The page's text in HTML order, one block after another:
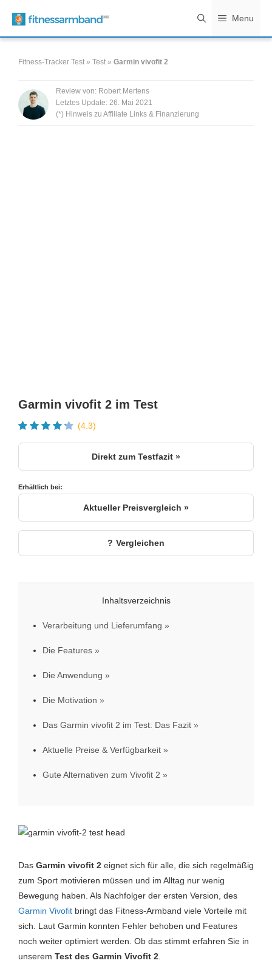
Inhalt
springen
Menu
Fitness-Tracker Test » Test » Garmin vivofit 2
Review von: Robert Mertens
Letztes Update: 26. Mai 2021
(*) Hinweis zu Affiliate Links & Finanzierung
Garmin vivofit 2 im Test
(4.3)
Direkt zum Testfazit »
Erhältlich bei:
Aktueller Preisvergleich »
Vergleichen
Inhaltsverzeichnis
Verarbeitung und Lieferumfang
Die Features
Die Anwendung
Die Motivation
Das Garmin vivofit 2 im Test: Das Fazit
Aktuelle Preise & Verfügbarkeit
Gute Alternativen zum Vivofit 2
Das Garmin vivofit 2 eignet sich für alle, die sich regelmäßig
zum Sport motivieren müssen und im Alltag nur wenig
Bewegung haben. Als Nachfolger der ersten Version, des
Garmin Vivofit bringt das Fitness-Armband viele Vorteile mit
sich. Laut Garmin konnten Fehler behoben und Features
noch weiter optimiert werden. Ob das stimmt erfahren Sie in
unserem Test des Garmin Vivofit 2